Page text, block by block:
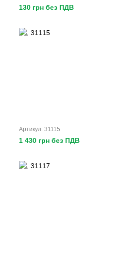
130 грн без ПДВ
Артикул: 31115
1 430 грн без ПДВ